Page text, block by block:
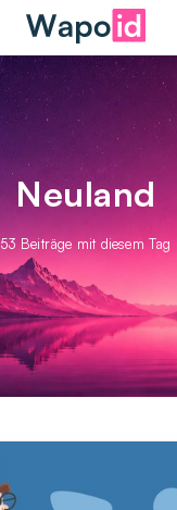
Neuland
53 Beiträge mit diesem Tag